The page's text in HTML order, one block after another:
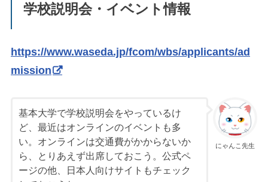
学校説明会・イベント情報
https://www.waseda.jp/fcom/wbs/applicants/ad
mission
にゃんこ先生
基本大学で学校説明会をやっているけ
ど、最近はオンラインのイベントも多
い。オンラインは交通費がかからないか
ら、とりあえず出席しておこう。公式ペ
ージの他、日本人向けサイトもチェック